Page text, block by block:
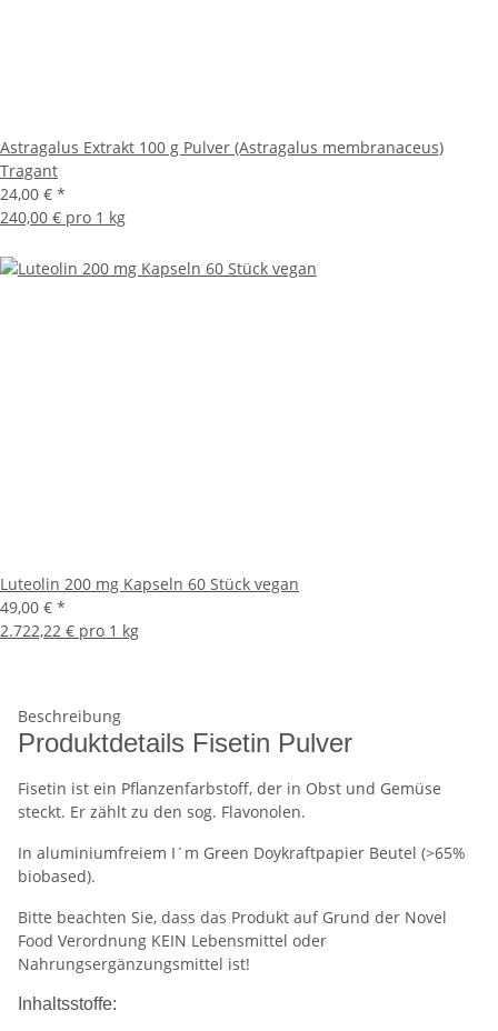
Astragalus Extrakt 100 g Pulver (Astragalus membranaceus)
Tragant
24,00 € *
240,00 € pro 1 kg
Luteolin 200 mg Kapseln 60 Stück vegan
49,00 € *
2.722,22 € pro 1 kg
Beschreibung
Produktdetails Fisetin Pulver
Fisetin ist ein Pflanzenfarbstoff, der in Obst und Gemüse
steckt. Er zählt zu den sog. Flavonolen.
In aluminiumfreiem I´m Green Doykraftpapier Beutel (>65%
biobased).
Bitte beachten Sie, dass das Produkt auf Grund der Novel
Food Verordnung KEIN Lebensmittel oder
Nahrungsergänzungsmittel ist!
Inhaltsstoffe: